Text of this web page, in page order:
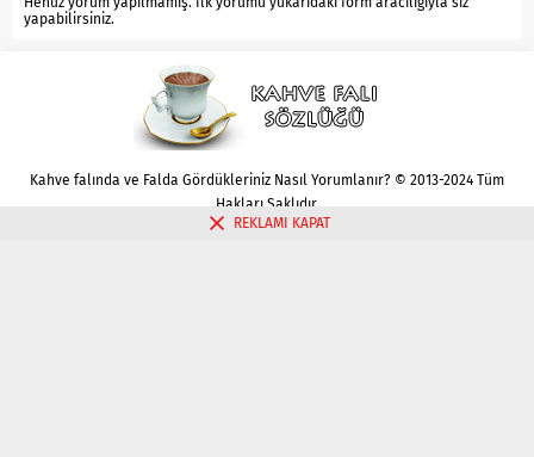
yapabilirsiniz.
Kahve falında ve Falda Gördükleriniz Nasıl Yorumlanır? © 2013-2024 Tüm
Hakları Saklıdır.
REKLAMI KAPAT